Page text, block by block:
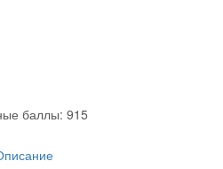
баллы: 915